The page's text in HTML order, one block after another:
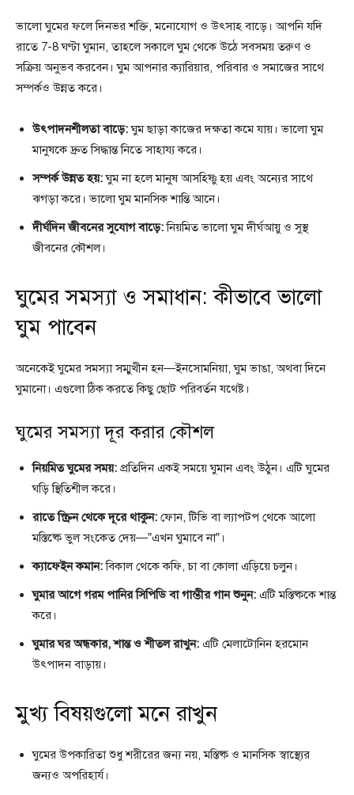
ভালো ঘুমের ফলে দিনভর শক্তি, মনোযোগ ও উৎসাহ বাড়ে। আপনি যদি
রাতে 7-8 ঘণ্টা ঘুমান, তাহলে সকালে ঘুম থেকে উঠে সবসময় তরুণ ও
সক্রিয় অনুভব করবেন। ঘুম আপনার ক্যারিয়ার, পরিবার ও সমাজের সাথে
সম্পর্কও উন্নত করে।
উৎপাদনশীলতা বাড়ে:ঘুম ছাড়া কাজের দক্ষতা কমে যায়। ভালো ঘুম
মানুষকে দ্রুত সিদ্ধান্ত নিতে সাহায্য করে।
সম্পর্ক উন্নত হয়:ঘুম না হলে মানুষ আসহিষ্ণু হয় এবং অন্যের সাথে
ঝগড়া করে। ভালো ঘুম মানসিক শান্তি আনে।
দীর্ঘদিন জীবনের সুযোগ বাড়ে:নিয়মিত ভালো ঘুম দীর্ঘআয়ু ও সুস্থ
জীবনের কৌশল।
ঘুমের সমস্যা ও সমাধান: কীভাবে ভালো
ঘুম পাবেন
অনেকেই ঘুমের সমস্যা সম্মুখীন হন—ইনসোমনিয়া, ঘুম ভাঙা, অথবা দিনে
ঘুমানো। এগুলো ঠিক করতে কিছু ছোট পরিবর্তন যথেষ্ট।
ঘুমের সমস্যা দূর করার কৌশল
নিয়মিত ঘুমের সময়: প্রতিদিন একই সময়ে ঘুমান এবং উঠুন। এটি ঘুমের
ঘড়ি স্থিতিশীল করে।
রাতে স্ক্রিন থেকে দূরে থাকুন: ফোন, টিভি বা ল্যাপটপ থেকে আলো
মস্তিষ্কে ভুল সংকেত দেয়—”এখন ঘুমাবে না”।
ক্যাফেইন কমান:বিকাল থেকে কফি, চা বা কোলা এড়িয়ে চলুন।
ঘুমার আগে গরম পানির সিপিডি বা গাম্ভীর গান শুনুন: এটি মস্তিষ্ককে শান্ত
করে।
ঘুমার ঘর অন্ধকার, শান্ত ও শীতল রাখুন: এটি মেলাটোনিন হরমোন
উৎপাদন বাড়ায়।
মুখ্য বিষয়গুলো মনে রাখুন
ঘুমের উপকারিতা শুধু শরীরের জন্য নয়, মস্তিষ্ক ও মানসিক স্বাস্থ্যের
জন্যও অপরিহার্য।